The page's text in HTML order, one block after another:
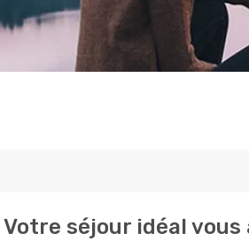
Votre séjour idéal